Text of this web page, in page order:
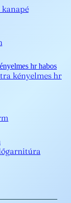
kényelmes hr